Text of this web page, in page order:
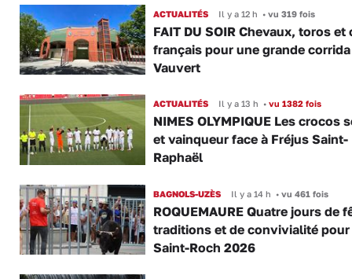
ACTUALITÉS Il y a 12 h •vu 319 fois
FAIT DU SOIR Chevaux, toros et
français pour une grande corrida
Vauvert
ACTUALITÉS Il y a 13 h •vu 1382 fois
NIMES OLYMPIQUE Les crocos
et vainqueur face à Fréjus Saint-
Raphaël
BAGNOLS-UZÈS Il y a 14 h •vu 461 fois
ROQUEMAURE Quatre jours de
traditions et de convivialité pour
Saint-Roch 2026